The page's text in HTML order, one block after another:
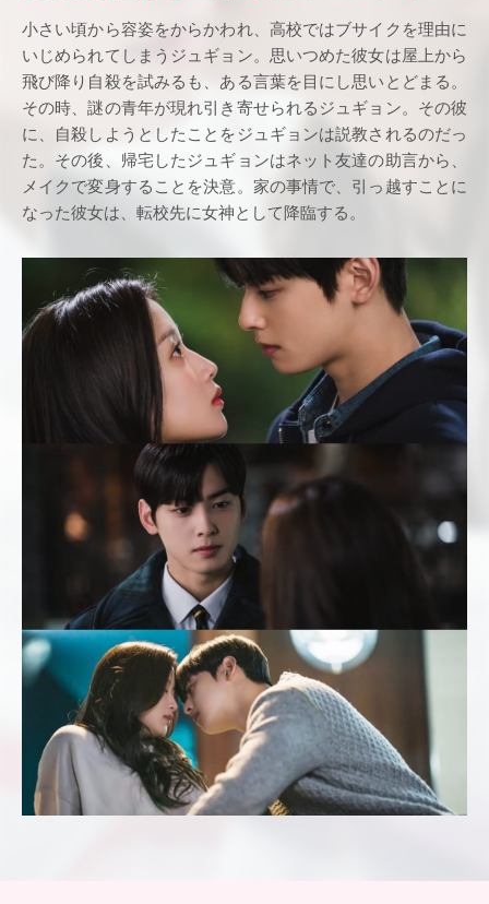
小さい頃から容姿をからかわれ、高校ではブサイクを理由に
いじめられてしまうジュギョン。思いつめた彼女は屋上から
飛び降り自殺を試みるも、ある言葉を目にし思いとどまる。
その時、謎の青年が現れ引き寄せられるジュギョン。その彼
に、自殺しようとしたことをジュギョンは説教されるのだっ
た。その後、帰宅したジュギョンはネット友達の助言から、
メイクで変身することを決意。家の事情で、引っ越すことに
なった彼女は、転校先に女神として降臨する。